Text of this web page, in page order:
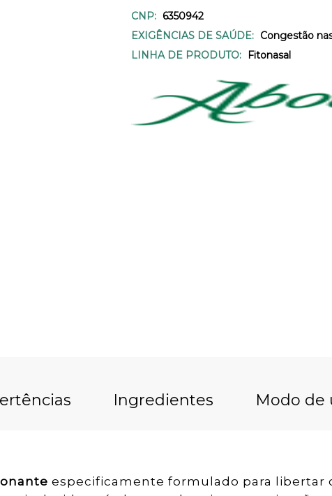
CNP: 6350942
EXIGÊNCIAS DE SAÚDE: Congestão
LINHA DE PRODUTO:
Fitonasal
Ingredientes Modo de
especificamente formulado para libertar